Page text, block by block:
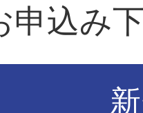
申込み